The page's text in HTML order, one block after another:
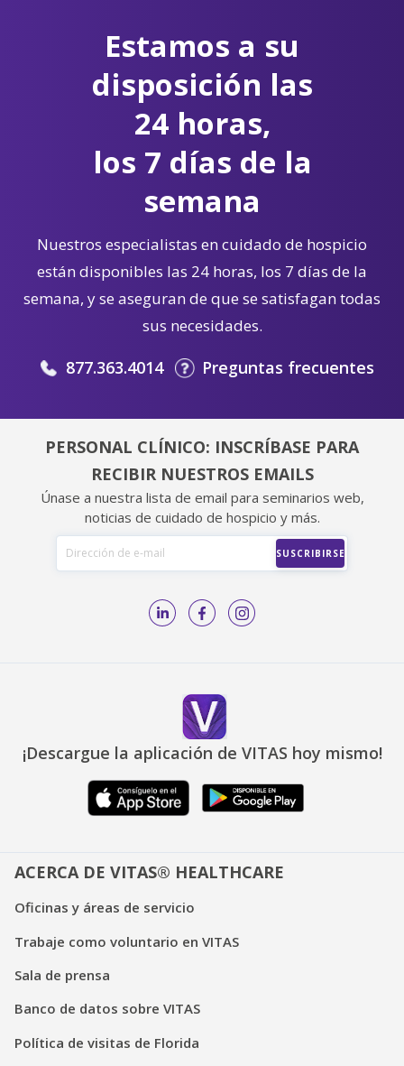
Estamos a su
disposición las
24 horas,
los 7 días de la
semana
Nuestros especialistas en cuidado de hospicio
están disponibles las 24 horas, los 7 días de la
semana, y se aseguran de que se satisfagan todas
sus necesidades.
877.363.4014 Preguntas frecuentes
PERSONAL CLÍNICO: INSCRÍBASE PARA
RECIBIR NUESTROS EMAILS
Únase a nuestra lista de email para seminarios web,
noticias de cuidado de hospicio y más.
¡Descargue la aplicación de VITAS hoy mismo!
ACERCA DE VITAS® HEALTHCARE
Oficinas y áreas de servicio
Trabaje como voluntario en VITAS
Sala de prensa
Banco de datos sobre VITAS
Política de visitas de Florida